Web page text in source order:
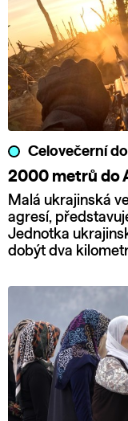
Celovečerní
2000 metrů do
Malá ukrajinská
agresí,
Jednotka
dobýt dva